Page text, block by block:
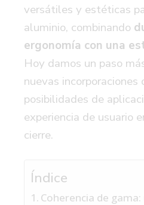
versátiles y estéticas
aluminio, combinando
ergonomía con una
Hoy damos un paso
nuevas
posibilidades de
experiencia de usuario
cierre.
Índice
Coherencia de